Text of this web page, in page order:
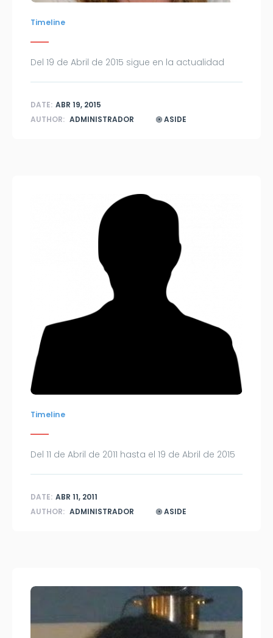
Timeline
Del 19 de Abril de 2015 sigue en la actualidad
DATE: ABR 19, 2015
AUTHOR: ADMINISTRADOR ASIDE
Timeline
Del 11 de Abril de 2011 hasta el 19 de Abril de 2015
DATE: ABR 11, 2011
AUTHOR: ADMINISTRADOR ASIDE